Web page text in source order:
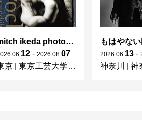
mitch ikeda photography exhibition「rocks」
06 12 - 2026 08 07
京
東京工芸大学 写大ギャラリー
2026 06 13 -
神奈川
神奈